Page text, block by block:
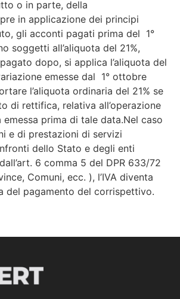
o in parte, della
in applicazione dei principi
gli acconti pagati prima del 1°
soggetti all’aliquota del 21%,
dopo, si applica l’aliquota del
emesse dal 1° ottobre
l’aliquota ordinaria del 21% se
di rettifica, relativa all’operazione
prima di tale data.Nel caso
e di prestazioni di servizi
dello Stato e degli enti
6 comma 5 del DPR 633/72
Comuni, ecc. ), l’IVA diventa
del pagamento del corrispettivo.